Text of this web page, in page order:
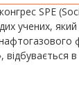
SPE
учених,
в